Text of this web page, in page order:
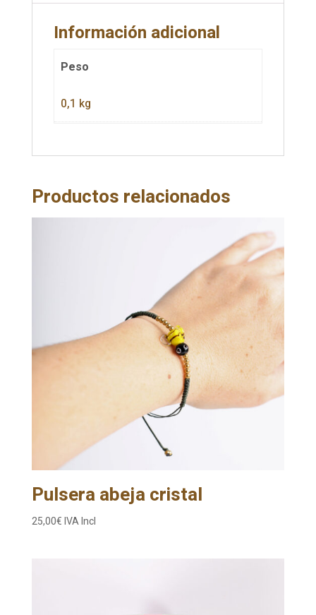
Información adicional
Peso
0,1 kg
Productos relacionados
Pulsera abeja cristal
25,00€IVA Incl